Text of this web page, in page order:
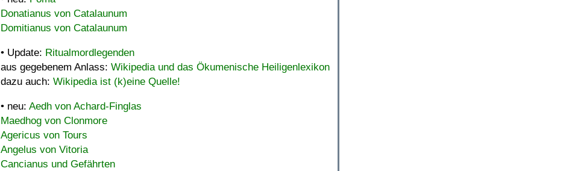
Donatianus von Catalaunum
Domitianus von Catalaunum
• Update: Ritualmordlegenden
aus gegebenem Anlass: Wikipedia und das Ökumenische Heiligenlexikon
dazu auch: Wikipedia ist (k)eine Quelle!
• neu: Aedh von Achard-Finglas
Maedhog von Clonmore
Agericus von Tours
Angelus von Vitoria
Cancianus und Gefährten